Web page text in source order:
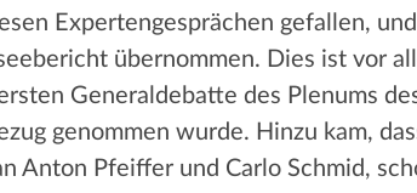
Expertengesprächen gefallen,
übernommen. Dies ist vor
Generaldebatte des Plenums
genommen wurde. Hinzu kam,
Anton Pfeiffer und Carlo Schmid,